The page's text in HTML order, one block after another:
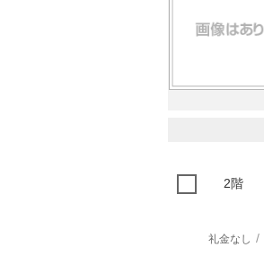
2階
礼金なし